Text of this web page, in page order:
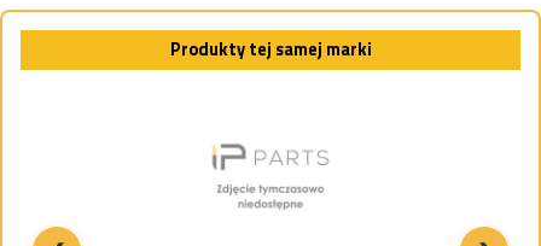
Produkty tej samej marki